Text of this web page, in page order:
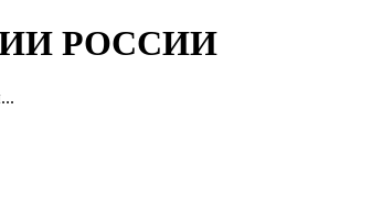
РОССИИ